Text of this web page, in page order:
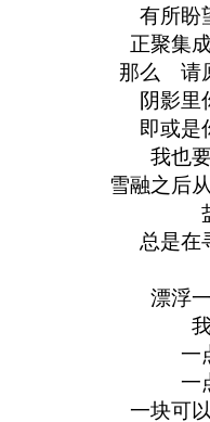
有所
正聚集
那么 请
阴影里
即或是
我也
雪融之后
总是在
漂浮
一
一
一块可